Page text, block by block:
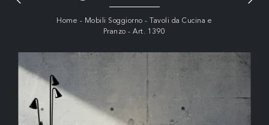
Home - Mobili Soggiorno -
Tavoli da Cucina e
Pranzo -Art. 1390